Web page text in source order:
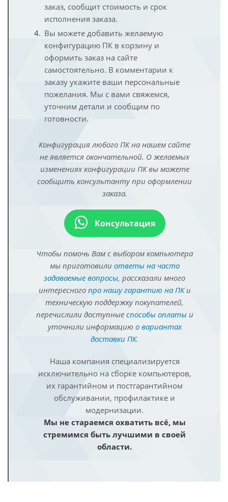
заказ, сообщит стоимость и срок
исполнения заказа.
Вы можете добавить желаемую
конфигурацию ПК в корзину и
оформить заказ на сайте
самостоятельно. В комментарии к
заказу укажите ваши персональные
пожелания. Мы с вами свяжемся,
уточним детали и сообщим по
готовности.
Конфигурация любого ПК на нашем сайте
не является окончательной. О желаемых
изменениях конфигурации ПК вы можете
сообщить консультанту при оформлении
заказа.
Консультация
Чтобы помочь Вам с выбором компьютера
мы приготовили ответы на часто
задаваемые вопросы, рассказали много
интересного про нашу гарантию на ПКи
техническую поддержку покупателей,
перечислили доступные способы оплатыи
уточнили информацию о вариантах
доставки ПК.
Наша компания специализируется
исключительно на сборке компьютеров,
их гарантийном и постгарантийном
обслуживании, профилактике и
модернизации.
Мы не стараемся охватить всё, мы
стремимся быть лучшими в своей
области.